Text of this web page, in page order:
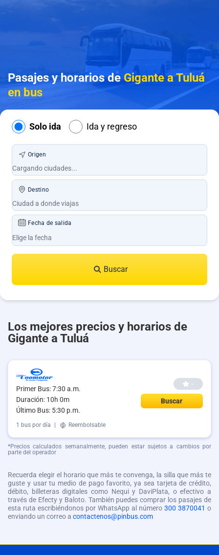
Pasajes y horarios deGigante a Tuluá
en bus
Solo ida Ida y regreso
Origen
Destino
Fecha de salida
Buscar
Los mejores precios y horarios de
Gigante a Tuluá
Primer Bus: 7:30 a.m.
Duración: 10h 0m
Último Bus: 5:30 p.m.
--
Buscar
1 bus por día Reembolsable
*Precios calculados semanalmente, pueden estar sujetos a cambios por
parte del operador
Recuerda elegir el horario que más te convenga, la silla que más te
guste y usar tu medio de pago favorito, ya sea tarjeta de crédito,
débito, billeteras digitales como Nequi y DaviPlata, o efectivo a
través de Efecty y Baloto. También puedes comprar los pasajes de
esta ruta escribiéndonos por WhatsApp al número 300 3870041 o
enviando un correo a contactenos@pinbus.com